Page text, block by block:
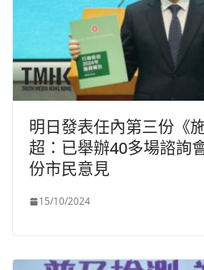
明日發表任內第三份《
超：已舉辦40多場諮詢
份市民意見
15/10/2024